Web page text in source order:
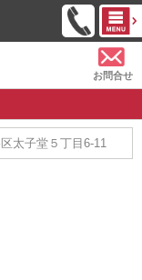
お問合せ
太子堂５丁目6-11